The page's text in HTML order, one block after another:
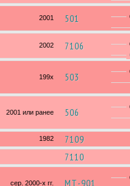
2001 501
2002 7106
199х 503
2001 или ранее 506
1982 7109
7110
сер. 2000-х гг. МТ-901